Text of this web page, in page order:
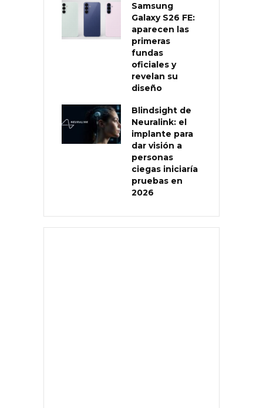
Samsung
Galaxy S26 FE:
aparecen las
primeras
fundas
oficiales y
revelan su
diseño
Blindsight de
Neuralink: el
implante para
dar visión a
personas
ciegas iniciaría
pruebas en
2026